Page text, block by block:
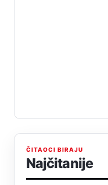
ČITAOCI BIRAJU
Najčitanije